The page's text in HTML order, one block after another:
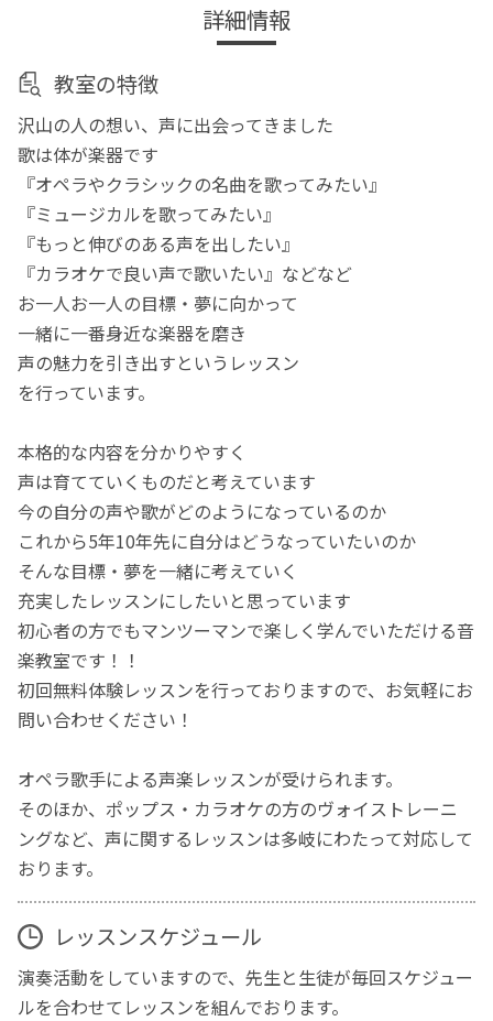
詳細情報
教室の特徴
沢山の人の想い、声に出会ってきました
歌は体が楽器です
『オペラやクラシックの名曲を歌ってみたい』
『ミュージカルを歌ってみたい』
『もっと伸びのある声を出したい』
『カラオケで良い声で歌いたい』などなど
お一人お一人の目標・夢に向かって
一緒に一番身近な楽器を磨き
声の魅力を引き出すというレッスン
を行っています。
本格的な内容を分かりやすく
声は育てていくものだと考えています
今の自分の声や歌がどのようになっているのか
これから5年10年先に自分はどうなっていたいのか
そんな目標・夢を一緒に考えていく
充実したレッスンにしたいと思っています
初心者の方でもマンツーマンで楽しく学んでいただける音
楽教室です！！
初回無料体験レッスンを行っておりますので、お気軽にお
問い合わせください！
オペラ歌手による声楽レッスンが受けられます。
そのほか、ポップス・カラオケの方のヴォイストレーニ
ングなど、声に関するレッスンは多岐にわたって対応して
おります。
レッスンスケジュール
演奏活動をしていますので、先生と生徒が毎回スケジュー
ルを合わせてレッスンを組んでおります。